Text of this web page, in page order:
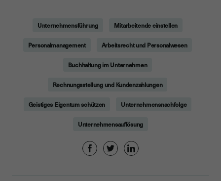
Unternehmensführung Mitarbeitende einstellen
Personalmanagement Arbeitsrecht und Personalwesen
Buchhaltung im Unternehmen
Rechnungsstellung und Kundenzahlungen
Geistiges Eigentum schützen Unternehmensnachfolge
Unternehmensauflösung